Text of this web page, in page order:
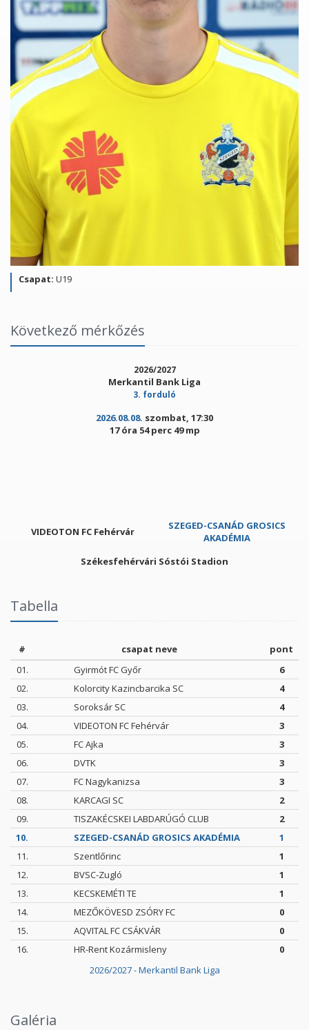
Csapat: U19
Következő mérkőzés
2026/2027
Merkantil Bank Liga
3. forduló
2026.08.08. szombat, 17:30
17 óra 54 perc 49 mp
VIDEOTON FC Fehérvár
SZEGED-CSANÁD GROSICS
AKADÉMIA
Székesfehérvári Sóstói Stadion
Tabella
2026/2027 - Merkantil Bank Liga
# csapat neve
pont
01.
Gyirmót FC Győr
6
02.
Kolorcity Kazincbarcika SC
4
03.
Soroksár SC
4
04.
VIDEOTON FC Fehérvár
3
05.
FC Ajka
3
06.
DVTK
3
07.
FC Nagykanizsa
3
08.
KARCAGI SC
2
09.
TISZAKÉCSKEI LABDARÚGÓ CLUB
2
10.
SZEGED-CSANÁD GROSICS AKADÉMIA
1
11.
Szentlőrinc
1
12.
BVSC-Zugló
1
13.
KECSKEMÉTI TE
1
14.
MEZŐKÖVESD ZSÓRY FC
0
15.
AQVITAL FC CSÁKVÁR
0
16.
HR-Rent Kozármisleny 0
Galéria
Fórumban